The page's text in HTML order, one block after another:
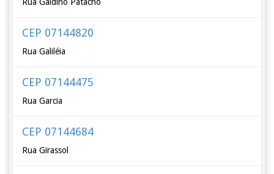
CEP 07144820
Rua Galiléia
CEP 07144475
Rua Garcia
CEP 07144684
Rua Girassol